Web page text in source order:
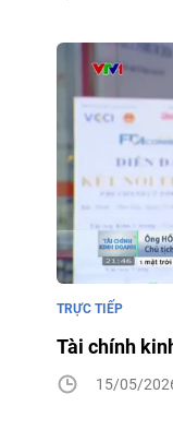
Tài chính
TRỰC TIẾP
15/05/